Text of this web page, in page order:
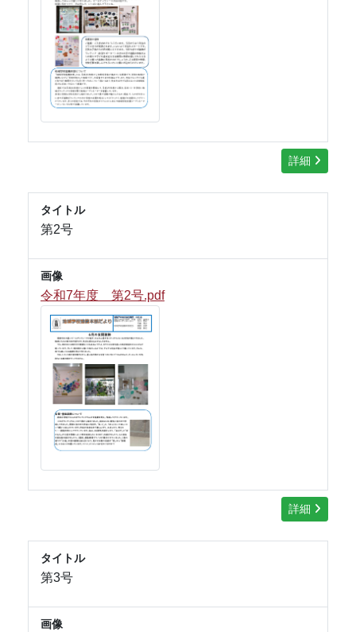
詳細
タイトル
第2号
画像
令和7年度 第2号.pdf
詳細
タイトル
第3号
画像